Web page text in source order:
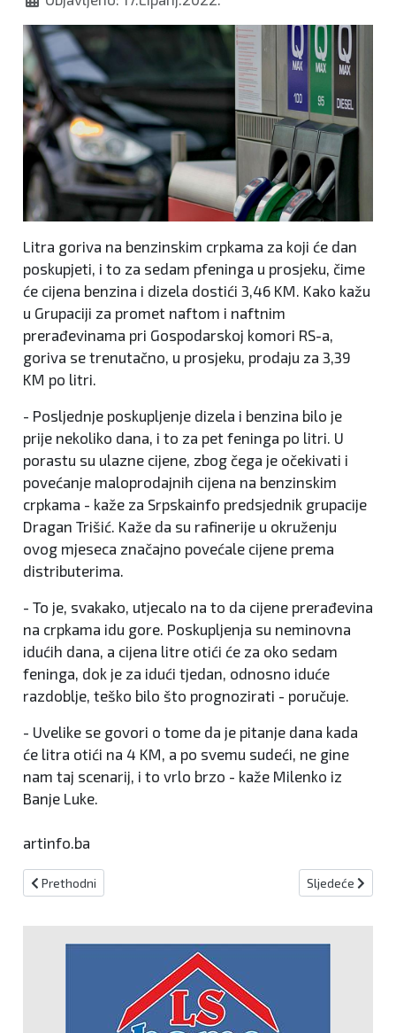
Litra goriva na benzinskim crpkama za koji će dan
poskupjeti, i to za sedam pfeninga u prosjeku, čime
će cijena benzina i dizela dostići 3,46 KM. Kako kažu
u Grupaciji za promet naftom i naftnim
prerađevinama pri Gospodarskoj komori RS-a,
goriva se trenutačno, u prosjeku, prodaju za 3,39
KM po litri.
- Posljednje poskupljenje dizela i benzina bilo je
prije nekoliko dana, i to za pet feninga po litri. U
porastu su ulazne cijene, zbog čega je očekivati i
povećanje maloprodajnih cijena na benzinskim
crpkama - kaže za Srpskainfo predsjednik grupacije
Dragan Trišić. Kaže da su rafinerije u okruženju
ovog mjeseca značajno povećale cijene prema
distributerima.
- To je, svakako, utjecalo na to da cijene prerađevina
na crpkama idu gore. Poskupljenja su neminovna
idućih dana, a cijena litre otići će za oko sedam
feninga, dok je za idući tjedan, odnosno iduće
razdoblje, teško bilo što prognozirati - poručuje.
- Uvelike se govori o tome da je pitanje dana kada
će litra otići na 4 KM, a po svemu sudeći, ne gine
nam taj scenarij, i to vrlo brzo - kaže Milenko iz
Banje Luke.
artinfo.ba
Prethodni članak: Agencija za sigurnost hrane BiH i INZ
Prethodni Sljedeći članak:
Sljedeće